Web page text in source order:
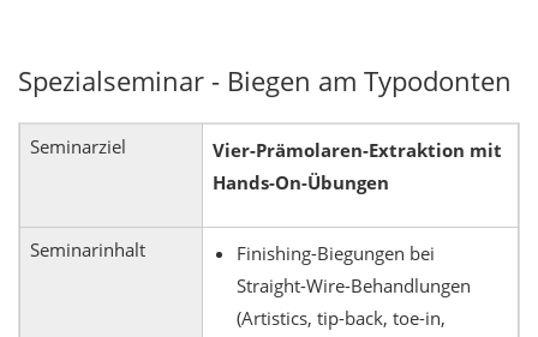
Spezialseminar - Biegen am Typodonten
Seminarziel
Vier-Prämolaren-Extraktion mit
Hands-On-Übungen
Seminarinhalt
Finishing-Biegungen bei
Straight-Wire-Behandlungen
(Artistics, tip-back, toe-in,